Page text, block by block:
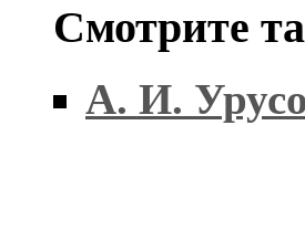
Смотрите
А. И.